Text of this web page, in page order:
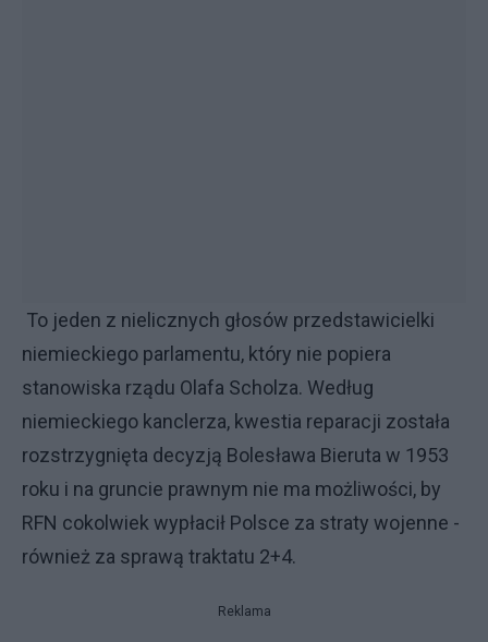
To jeden z nielicznych głosów przedstawicielki
niemieckiego parlamentu, który nie popiera
stanowiska rządu Olafa Scholza. Według
niemieckiego kanclerza, kwestia reparacji została
rozstrzygnięta decyzją Bolesława Bieruta w 1953
roku i na gruncie prawnym nie ma możliwości, by
RFN cokolwiek wypłacił Polsce za straty wojenne -
również za sprawą traktatu 2+4.
Reklama